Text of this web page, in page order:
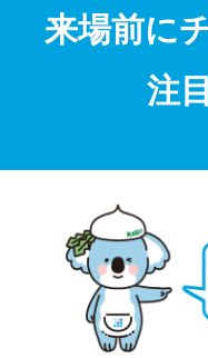
来場前に
注